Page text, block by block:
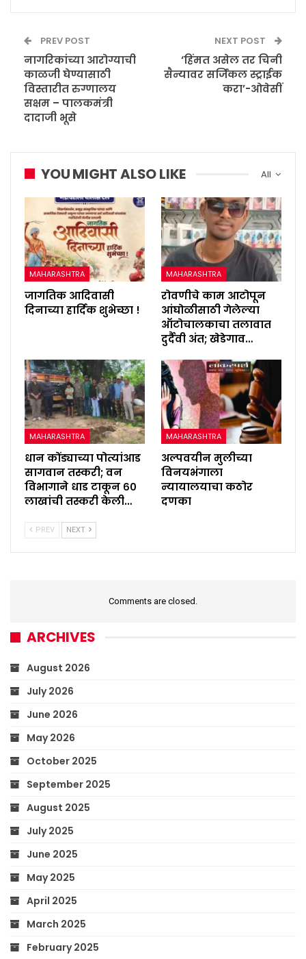
PREV POST
नागरिकांच्या आरोग्याची
काळजी घेण्यासाठी
विस्तारीत रुग्णालय
सक्षम – पालकमंत्री
दादाजी भूसे
NEXT POST
‘हिंमत असेल तर चिनी
सैन्यावर सर्जिकल स्ट्राईक
करा’-ओवेसीं
All
YOU MIGHT ALSO LIKE
MAHARASHTRA
जागतिक आदिवासी
दिनाच्या हार्दिक शुभेच्छा !
MAHARASHTRA
रोवणीचे काम आटोपून
आंघोळीसाठी गेलेल्या
ऑटोचालकाचा तलावात
दुर्दैवी अंत; खेडेगाव…
MAHARASHTRA
धान कोंड्याच्या पोत्यांआड
सागवान तस्करी; वन
विभागाने धाड टाकून ६०
लाखांची तस्करी केली…
MAHARASHTRA
अल्पवयीन मुलीच्या
विनयभंगाला
न्यायालयाचा कठोर
दणका
PREV NEXT
Comments are closed.
ARCHIVES
August 2026
July 2026
June 2026
May 2026
October 2025
September 2025
August 2025
July 2025
June 2025
May 2025
April 2025
March 2025
February 2025